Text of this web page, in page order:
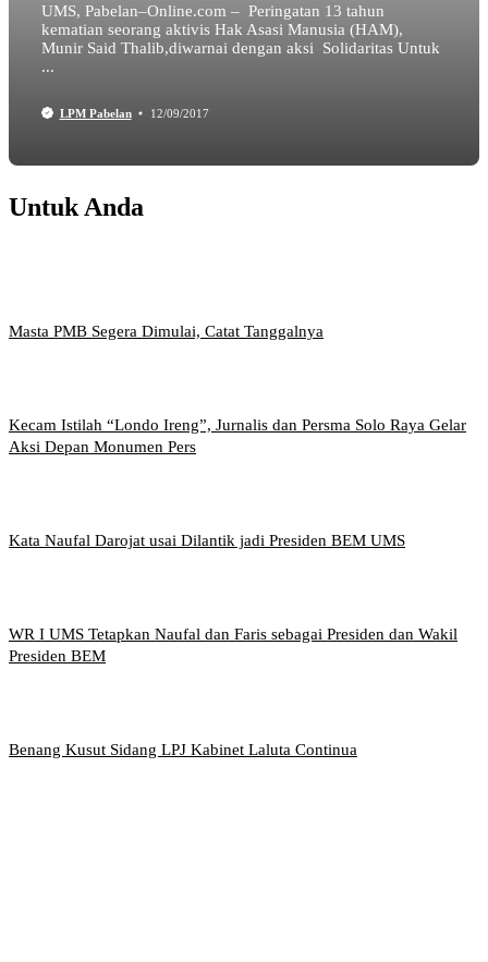
UMS, Pabelan–Online.com – Peringatan 13 tahun
kematian seorang aktivis Hak Asasi Manusia (HAM),
Munir Said Thalib,diwarnai dengan aksi Solidaritas Untuk
...
LPM Pabelan 12/09/2017
Untuk Anda
Masta PMB Segera Dimulai, Catat Tanggalnya
Kecam Istilah “Londo Ireng”, Jurnalis dan Persma Solo Raya Gelar
Aksi Depan Monumen Pers
Kata Naufal Darojat usai Dilantik jadi Presiden BEM UMS
WR I UMS Tetapkan Naufal dan Faris sebagai Presiden dan Wakil
Presiden BEM
Benang Kusut Sidang LPJ Kabinet Laluta Continua